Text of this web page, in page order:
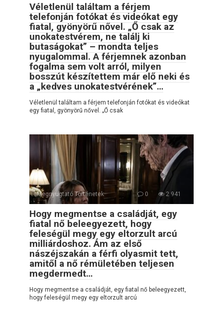
Véletlenül találtam a férjem
telefonján fotókat és videókat egy
fiatal, gyönyörű nővel. „Ő csak az
unokatestvérem, ne találj ki
butaságokat” – mondta teljes
nyugalommal. A férjemnek azonban
fogalma sem volt arról, milyen
bosszút készítettem már elő neki és
a „kedves unokatestvérének”…
Véletlenül találtam a férjem telefonján fotókat és videókat
egy fiatal, gyönyörű nővel. „Ő csak
Megnyugtató Történetek 0 2 941
Hogy megmentse a családját, egy
fiatal nő beleegyezett, hogy
feleségül megy egy eltorzult arcú
milliárdoshoz. Ám az első
nászéjszakán a férfi olyasmit tett,
amitől a nő rémületében teljesen
megdermedt…
Hogy megmentse a családját, egy fiatal nő beleegyezett,
hogy feleségül megy egy eltorzult arcú